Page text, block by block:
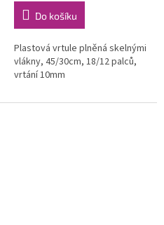
Do košíku
Plastová vrtule plněná skelnými
vlákny, 45/30cm, 18/12 palců,
vrtání 10mm